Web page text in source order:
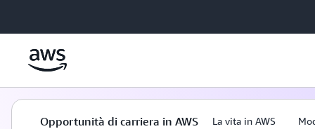
Opportunità di carriera in AWS La vita in AWS